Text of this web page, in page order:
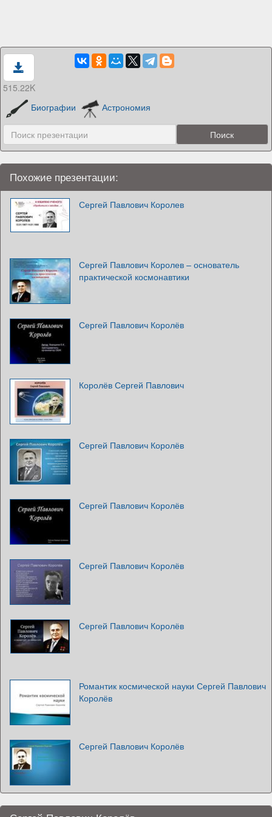
515.22K
Биографии
Астрономия
Похожие презентации:
Сергей Павлович Королев
Сергей Павлович Королев – основатель
практической космонавтики
Сергей Павлович Королёв
Королёв Сергей Павлович
Сергей Павлович Королёв
Сергей Павлович Королёв
Сергей Павлович Королёв
Сергей Павлович Королёв
Романтик космической науки Сергей Павлович
Королёв
Сергей Павлович Королёв